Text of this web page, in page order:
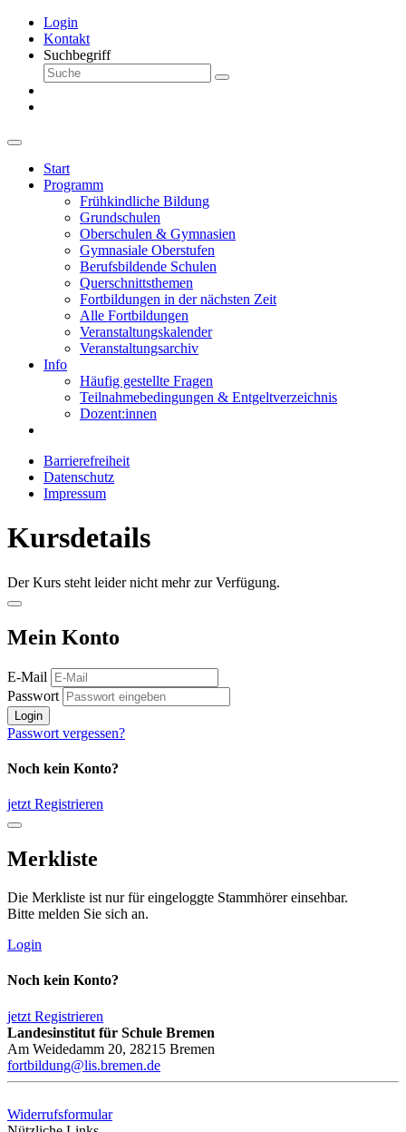
Login
Kontakt
Suchbegriff
Start
Programm
Frühkindliche Bildung
Grundschulen
Oberschulen & Gymnasien
Gymnasiale Oberstufen
Berufsbildende Schulen
Querschnittsthemen
Fortbildungen in der nächsten Zeit
Alle Fortbildungen
Veranstaltungskalender
Veranstaltungsarchiv
Info
Häufig gestellte Fragen
Teilnahmebedingungen & Entgeltverzeichnis
Dozent:innen
Barrierefreiheit
Datenschutz
Impressum
Kursdetails
Der Kurs steht leider nicht mehr zur Verfügung.
Mein Konto
E-Mail
Passwort
Login
Passwort vergessen?
Noch kein Konto?
jetzt Registrieren
Merkliste
Die Merkliste ist nur für eingeloggte Stammhörer einsehbar.
Bitte melden Sie sich an.
Login
Noch kein Konto?
jetzt Registrieren
Landesinstitut für Schule Bremen
Am Weidedamm 20, 28215 Bremen
fortbildung@lis.bremen.de
Widerrufsformular